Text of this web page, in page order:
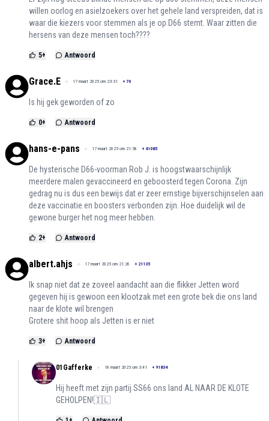
willen oorlog en asielzoekers over het gehele land verspreiden, dat is
waar die kiezers voor stemmen als je op D66 stemt. Waar zitten die
hersens van deze mensen toch????
5+ Antwoord
Grace.E 17 maart 2025 om 23:31 + 70
Is hij gek geworden of zo
0+ Antwoord
hans-e-pans 17 maart 2025 om 21:58 + 41085
De hysterische D66-voorman Rob J. is hoogstwaarschijnlijk
meerdere malen gevaccineerd en geboosterd tegen Corona. Zijn
gedrag nu is dus een bewijs dat er zeer ernstige bijverschijnselen aan
deze vaccinatie en boosters verbonden zijn. Hoe duidelijk wil de
gewone burger het nog meer hebben.
2+ Antwoord
albert.ahjs 17 maart 2025 om 21:26 + 21135
Ik snap niet dat ze zoveel aandacht aan die flikker Jetten word
gegeven hij is gewoon een klootzak met een grote bek die ons land
naar de klote wil brengen
Grotere shit hoop als Jetten is er niet
3+ Antwoord
01Gafferke 18 maart 2025 om 3:41 + 91834
Hij heeft met zijn partij SS66 ons land AL NAAR DE KLOTE
GEHOLPEN!🇮🇱